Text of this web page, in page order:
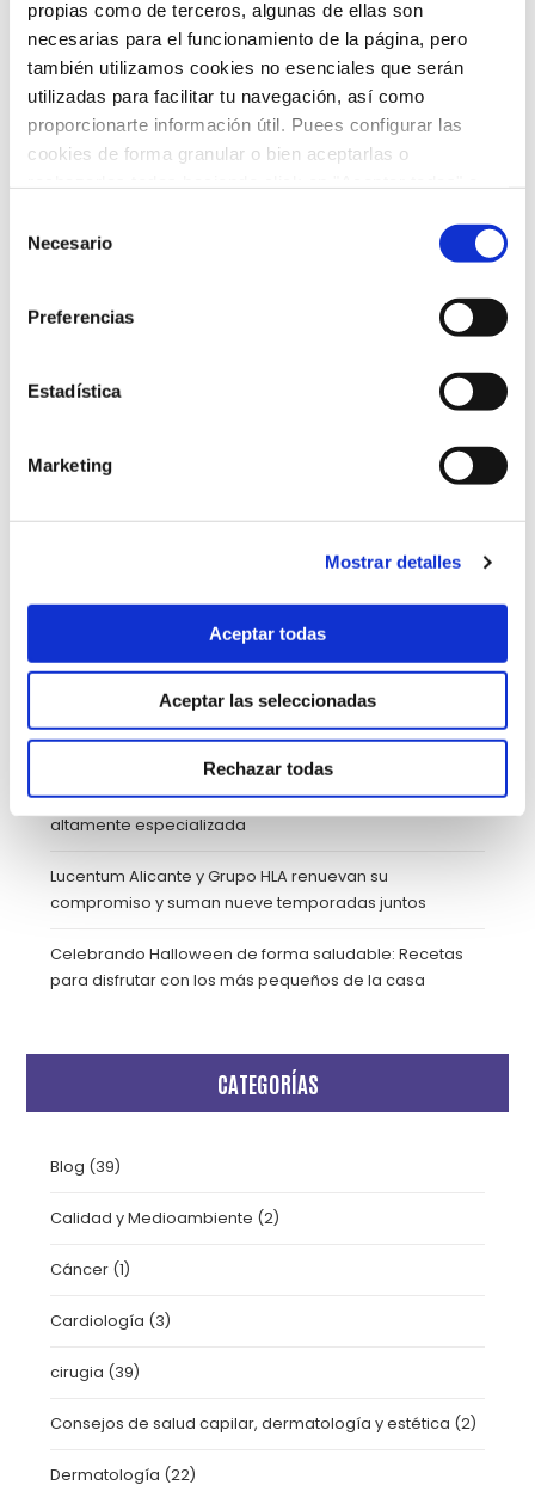
propias como de terceros, algunas de ellas son
necesarias para el funcionamiento de la página, pero
también utilizamos cookies no esenciales que serán
utilizadas para facilitar tu navegación, así como
proporcionarte información útil. Puees configurar las
cookies de forma granular o bien aceptarlas o
política de cookies
Necesario
Preferencias
Estadística
Marketing
Mostrar detalles
Aceptar todas
Aceptar las seleccionadas
Rechazar todas
adolescentes deben realizar al menos 60 minutos
(y hasta varias horas) de actividad física de
intensidad moderada a vigorosa todos o la
mayoría de los días de la semana. Al menos dos
días a la semana, esta actividad debe incluir
ejercicios para mejorar la salud ósea, la […]
>
Buscar:
6 de abril: Día Mundial de la Actividad Física y el Día
Internacional del Deporte para el Desarrollo y la Paz
Fisioterapia de suelo pélvico
SOS Mano Alicante: Descubre esta unidad médica
altamente especializada
Lucentum Alicante y Grupo HLA renuevan su
compromiso y suman nueve temporadas juntos
Celebrando Halloween de forma saludable: Recetas
para disfrutar con los más pequeños de la casa
CATEGORÍAS
Blog (39)
Calidad y Medioambiente (2)
Cáncer (1)
Cardiología (3)
cirugia (39)
Consejos de salud capilar, dermatología y estética (2)
Dermatología (22)